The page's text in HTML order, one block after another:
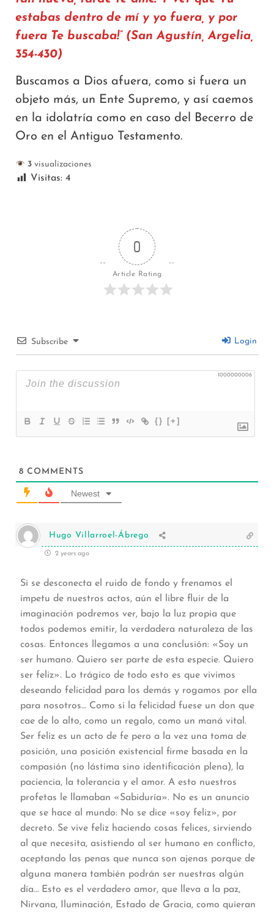
estabas dentro de mí y yo fuera, y por
fuera Te buscaba!” (San Agustín, Argelia,
354-430)
Buscamos a Dios afuera, como si fuera un
objeto más, un Ente Supremo, y así caemos
en la idolatría como en caso del Becerro de
Oro en el Antiguo Testamento.
3visualizaciones
Visitas: 4
0
Article Rating
Subscribe Login
1000000006
{} [+]
8 COMMENTS
Newest
Hugo Villarroel-Ábrego
2 years ago
Si se desconecta el ruido de fondo y frenamos el
ímpetu de nuestros actos, aún el libre fluir de la
imaginación podremos ver, bajo la luz propia que
todos podemos emitir, la verdadera naturaleza de las
cosas. Entonces llegamos a una conclusión: «Soy un
ser humano. Quiero ser parte de esta especie. Quiero
ser feliz». Lo trágico de todo esto es que vivimos
deseando felicidad para los demás y rogamos por ella
para nosotros… Como si la felicidad fuese un don que
cae de lo alto, como un regalo, como un maná vital.
Ser feliz es un acto de fe pero a la vez una toma de
posición, una posición existencial firme basada en la
compasión (no lástima sino identificación plena), la
paciencia, la tolerancia y el amor. A esto nuestros
profetas le llamaban «Sabiduría». No es un anuncio
que se hace al mundo: No se dice «soy feliz», por
decreto. Se vive feliz haciendo cosas felices, sirviendo
al que necesita, asistiendo al ser humano en conflicto,
aceptando las penas que nunca son ajenas porque de
alguna manera también podrán ser nuestras algún
día… Esto es el verdadero amor, que lleva a la paz,
Nirvana, Iluminación, Estado de Gracia, como quieran